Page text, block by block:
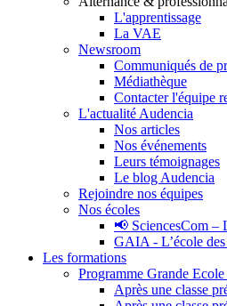
L'apprentissage
La VAE
Newsroom
Communiqués de
Médiathèque
Contacter l'équipe
L'actualité Audencia
Nos articles
Nos événements
Leurs témoignages
Le blog Audencia
Rejoindre nos équipes
Nos écoles
📢 SciencesCom –
GAIA - L’école
Les formations
Programme Grande Ecole
Après une classe